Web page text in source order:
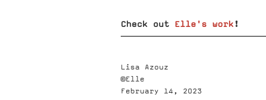
Check out Elle's work!
Lisa Azouz
©Elle
February 14, 2023